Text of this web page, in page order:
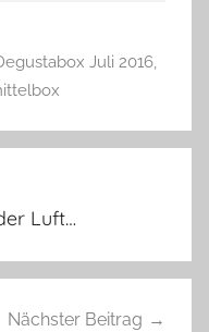
Juli 2016,
Luft…
Nächster Beitrag